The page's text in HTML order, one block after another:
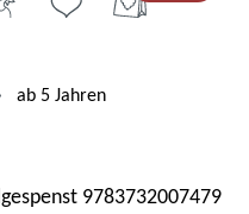
ab 5 Jahren